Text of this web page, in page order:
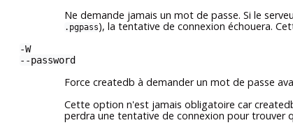
Ne demande jamais un mot de passe. Si le
.pgpass), la tentative de connexion échouera.
-W
--password
Force createdb à demander un mot de passe
Cette option n'est jamais obligatoire car
perdra une tentative de connexion pour trouver